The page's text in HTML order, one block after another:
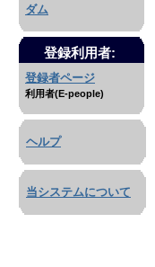
ダム
登録利用者:
登録者ページ
利用者(E-people)
ヘルプ
当システムについて